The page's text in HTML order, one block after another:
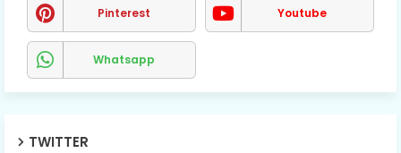
Pinterest Youtube
Whatsapp
TWITTER